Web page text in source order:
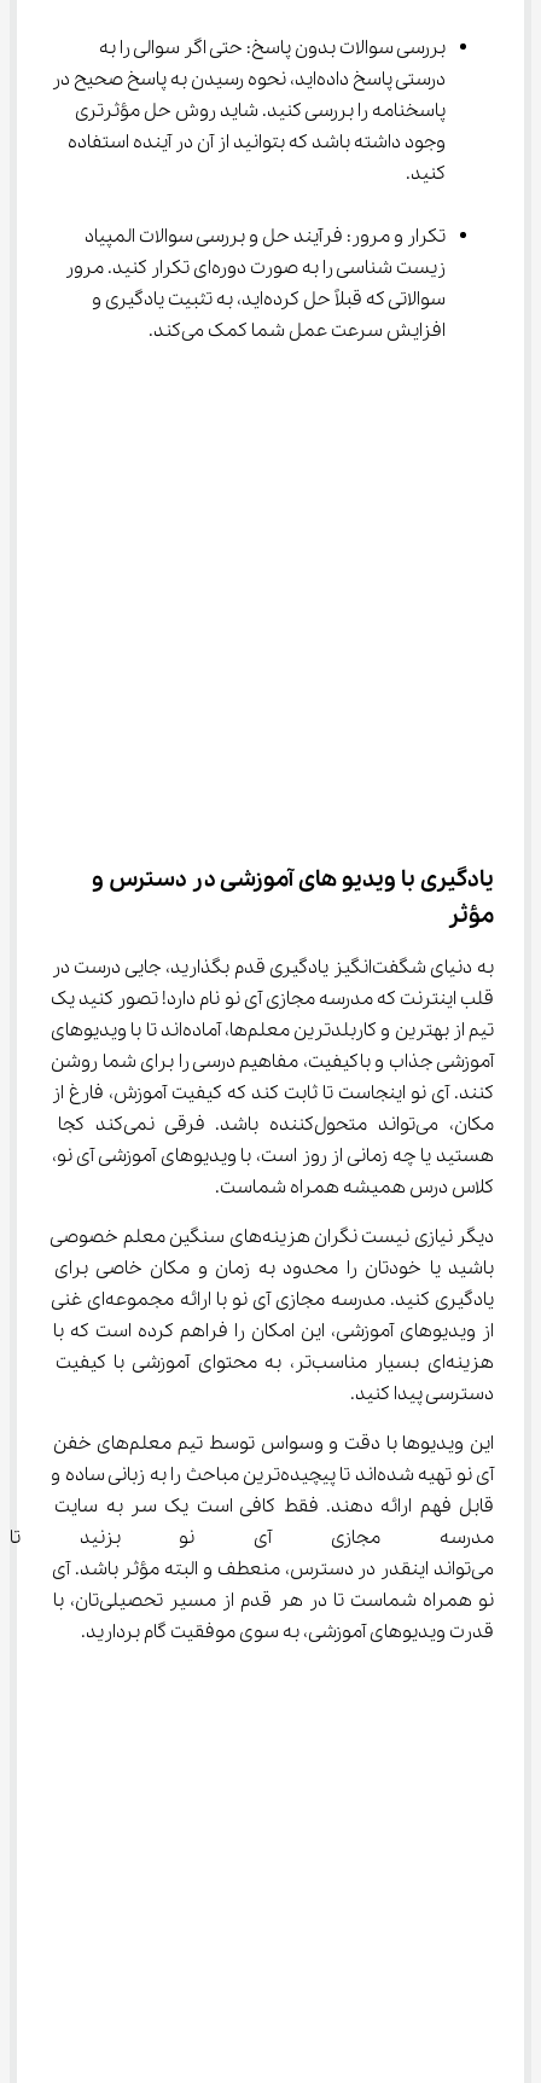
بررسی سوالات بدون پاسخ: حتی اگر سوالی را به
درستی پاسخ داده‌اید، نحوه رسیدن به پاسخ صحیح در
پاسخنامه را بررسی کنید. شاید روش حل مؤثرتری
وجود داشته باشد که بتوانید از آن در آینده استفاده
کنید.
تکرار و مرور: فرآیند حل و بررسی سوالات المپیاد
زیست شناسی را به صورت دوره‌ای تکرار کنید. مرور
سوالاتی که قبلاً حل کرده‌اید، به تثبیت یادگیری و
افزایش سرعت عمل شما کمک می‌کند.
یادگیری با ویدیو های آموزشی در دسترس و
مؤثر
به دنیای شگفت‌انگیز یادگیری قدم بگذارید، جایی درست در
قلب اینترنت که مدرسه مجازی آی نو نام دارد! تصور کنید یک
تیم از بهترین و کاربلدترین معلم‌ها، آماده‌اند تا با ویدیوهای
آموزشی جذاب و باکیفیت، مفاهیم درسی را برای شما روشن
کنند. آی نو اینجاست تا ثابت کند که کیفیت آموزش، فارغ از
مکان، می‌تواند متحول‌کننده باشد. فرقی نمی‌کند کجا
هستید یا چه زمانی از روز است، با ویدیوهای آموزشی آی نو،
کلاس درس همیشه همراه شماست.
دیگر نیازی نیست نگران هزینه‌های سنگین معلم خصوصی
باشید یا خودتان را محدود به زمان و مکان خاصی برای
یادگیری کنید. مدرسه مجازی آی نو با ارائه مجموعه‌ای غنی
از ویدیوهای آموزشی، این امکان را فراهم کرده است که با
هزینه‌ای بسیار مناسب‌تر، به محتوای آموزشی با کیفیت
دسترسی پیدا کنید.
این ویدیوها با دقت و وسواس توسط تیم معلم‌های خفن
آی نو تهیه شده‌اند تا پیچیده‌ترین مباحث را به زبانی ساده و
قابل فهم ارائه دهند. فقط کافی است یک سر به سایت
مدرسه مجازی آی نو بزنید تا
می‌تواند اینقدر در دسترس، منعطف و البته مؤثر باشد. آی
نو همراه شماست تا در هر قدم از مسیر تحصیلی‌تان، با
قدرت ویدیوهای آموزشی، به سوی موفقیت گام بردارید.